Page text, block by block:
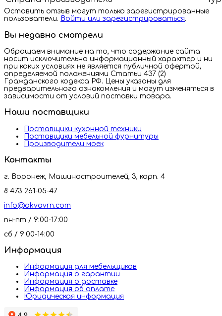
Оставить отзыв могут только зарегистрированные
пользователи. Войти или зарегистрироваться.
Вы недавно смотрели
Обращаем внимание на то, что содержание сайта
носит исключительно информационный характер и ни
при каких условиях не является публичной офертой,
определяемой положениями Статьи 437 (2)
Гражданского кодекса РФ. Цены указаны для
предварительного ознакомления и могут изменяться в
зависимости от условий поставки товара.
Наши поставщики
Поставщики кухонной техники
Поставщики мебельной фурнитуры
Производители моек
Контакты
г. Воронеж, Машиностроителей, 3, корп. 4
8 473 261-05-47
info@akvavrn.com
пн-пт / 9:00-17:00
сб / 9:00-14:00
Информация
Информация для мебельщиков
Информация о гарантии
Информация о доставке
Информация об оплате
Юридическая информация